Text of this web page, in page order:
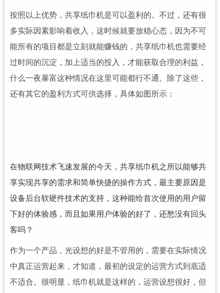
按照以上优势，共享纸巾机是可以盈利的。不过，还有很
多实际因素影响着收入，这时候就要放稳心态，因为不可
能所有的项目都是立刻就能赚钱的，共享纸巾机也需要经
过时间的沉淀，加上适当的投入，才能获取合理的利益，
什么一夜暴富这种情况在这里可能都行不通。除了这些，
还有其它的盈利方式可供选择，具体如图所示：
在物联网技术飞速发展的今天，共享纸巾机之所以能够共
享实现共享的需求和简单快捷的操作方式，最主要原因是
设备后台软硬件技术的支持，这种能给首次使用的用户留
下好的体验感，而且如果用户体验的好了，还愁没有回头
客吗？
作为一个产品，光设想的好是不管用的，需要在实际情况
中真正运营起来，才知道，最初的设定的运营方式到底适
不适合。很明显，纸巾机就是这样的，运营设想很好，但